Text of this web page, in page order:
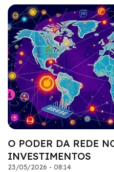
O PODER DA REDE
INVESTIMENTOS
23/05/2026 - 08:14